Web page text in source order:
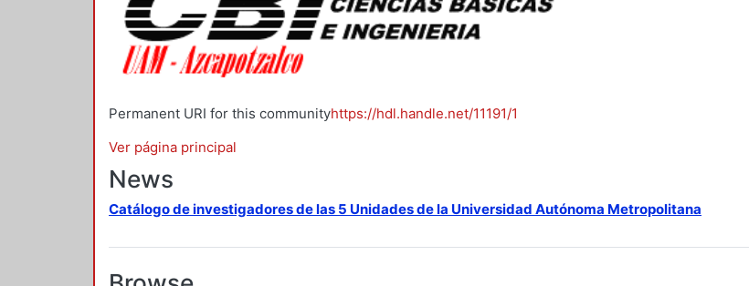
Permanent URI for this communityhttps://hdl.handle.net/11191/1
Ver página principal
News
Catálogo de investigadores de las 5 Unidades de la Universidad Autónoma Metropolitana